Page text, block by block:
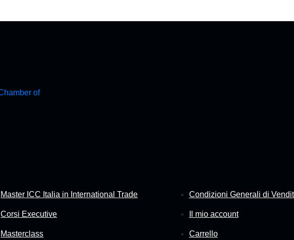
Master ICC Italia in International Trade
Corsi Executive
Masterclass
Condizioni Generali di
Il mio account
Carrello